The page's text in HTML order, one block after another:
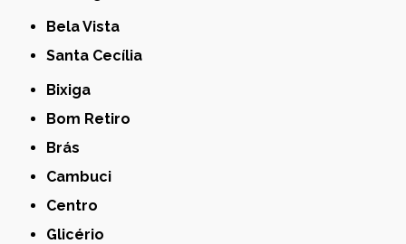
Bela Vista
Santa Cecília
Bixiga
Bom Retiro
Brás
Cambuci
Centro
Glicério